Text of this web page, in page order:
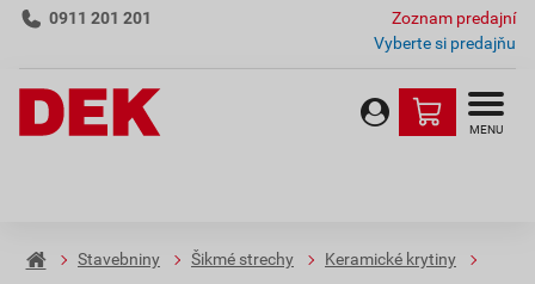
0911 201 201
Zoznam predajní
Vyberte si predajňu
MENU
Stavebniny Šikmé strechy
Keramické krytiny